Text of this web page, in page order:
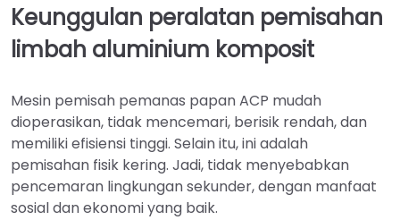
Keunggulan peralatan pemisahan
limbah aluminium komposit
Mesin pemisah pemanas papan ACP mudah
dioperasikan, tidak mencemari, berisik rendah, dan
memiliki efisiensi tinggi. Selain itu, ini adalah
pemisahan fisik kering. Jadi, tidak menyebabkan
pencemaran lingkungan sekunder, dengan manfaat
sosial dan ekonomi yang baik.